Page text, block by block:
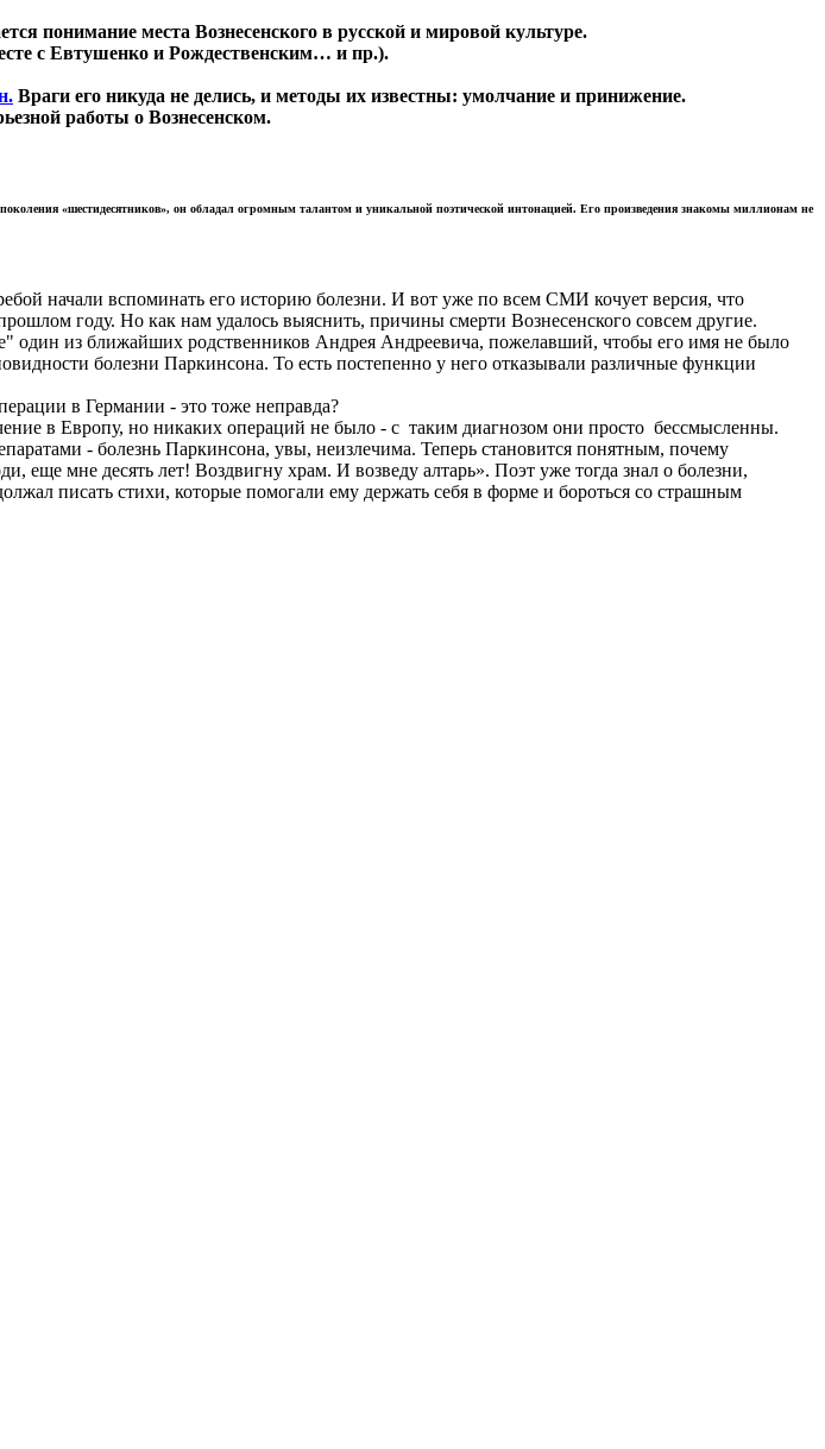
понимание места Вознесенского в русской и мировой культуре.
с Евтушенко и Рождественским… и пр.).
Враги его никуда не делись, и методы их известны: умолчание и принижение.
работы о Вознесенском.
«шестидесятников», он обладал огромным талантом и уникальной поэтической интонацией. Его произведения знакомы миллионам не
начали вспоминать его историю болезни. И вот уже по всем СМИ кочует версия, что
году. Но как нам удалось выяснить, причины смерти Вознесенского совсем другие.
один из ближайших родственников Андрея Андреевича, пожелавший, чтобы его имя не было
болезни Паркинсона. То есть постепенно у него отказывали различные функции
в Германии - это тоже неправда?
в Европу, но никаких операций не было - с таким диагнозом они просто бессмысленны.
- болезнь Паркинсона, увы, неизлечима. Теперь становится понятным, почему
еще мне десять лет! Воздвигну храм. И возведу алтарь». Поэт уже тогда знал о болезни,
писать стихи, которые помогали ему держать себя в форме и бороться со страшным